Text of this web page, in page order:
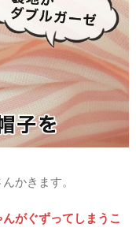
かきます。
がぐずってしまうこ